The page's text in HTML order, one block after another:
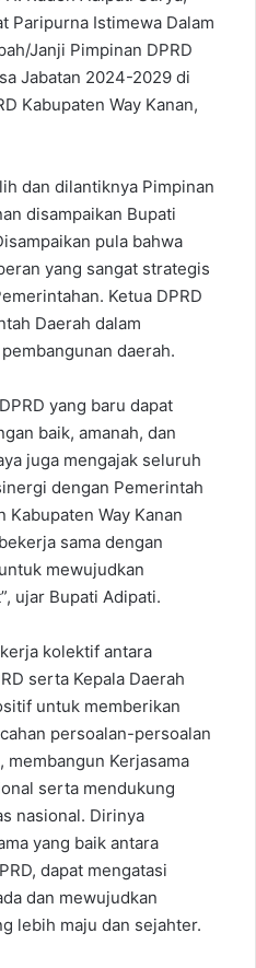
Paripurna Istimewa Dalam
Janji Pimpinan DPRD
Jabatan 2024-2029 di
Kabupaten Way Kanan,
dan dilantiknya Pimpinan
disampaikan Bupati
pula bahwa
yang sangat strategis
Ketua DPRD
Daerah dalam
daerah.
yang baru dapat
baik, amanah, dan
juga mengajak seluruh
dengan Pemerintah
Kabupaten Way Kanan
sama dengan
mewujudkan
ujar Bupati Adipati.
kolektif antara
serta Kepala Daerah
untuk memberikan
persoalan-persoalan
Kerjasama
serta mendukung
nasional. Dirinya
yang baik antara
dapat mengatasi
dan mewujudkan
lebih maju dan sejahter.